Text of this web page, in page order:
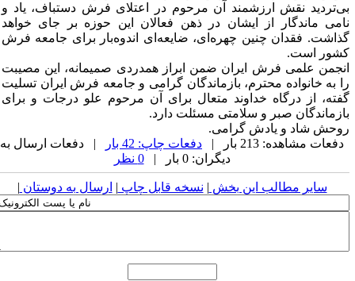
نقش ارزشمند آن مرحوم در اعتلای فرش دستباف، یاد و
ماندگار از ایشان در ذهن فعالان این حوزه بر جای خواهد
فقدان چنین چهره‌ای، ضایعه‌ای اندوه‌بار برای جامعه فرش
است.
علمی فرش ایران ضمن ابراز همدردی صمیمانه، این مصیبت
به خانواده محترم، بازماندگان گرامی و جامعه فرش ایران تسلیت
از درگاه خداوند متعال برای آن مرحوم علو درجات و برای
صبر و سلامتی مسئلت دارد.
شاد و یادش گرامی.
دفعات مشاهده: 213 بار |
دفعات چاپ: 42 بار
| دفعات ارسال به
دیگران: 0 بار |
سایر مطالب این بخش | نسخه قابل چاپ| ارسال به دوستان|